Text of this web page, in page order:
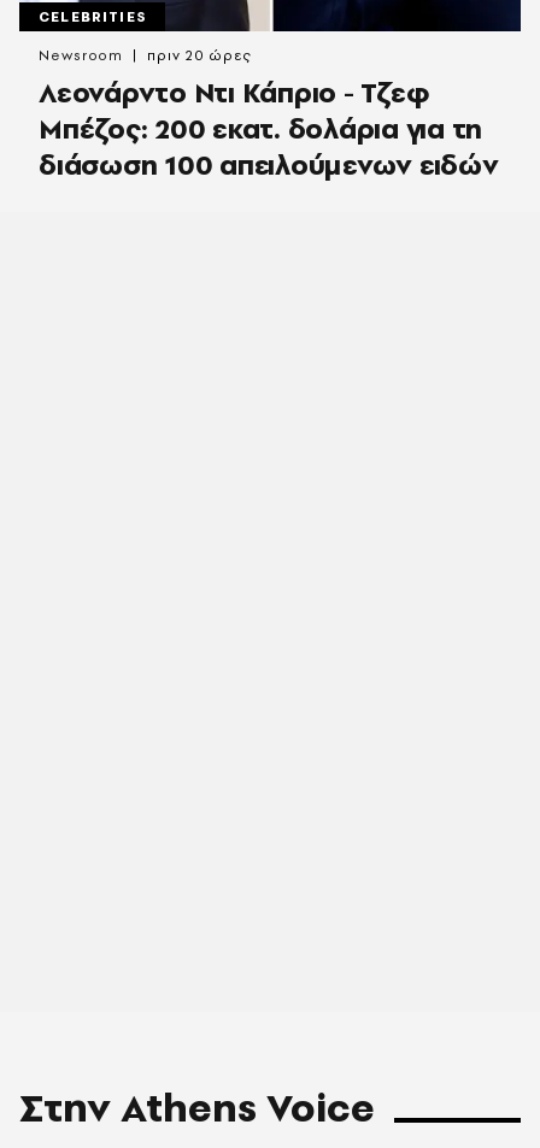
CELEBRITIES
Λεονάρντο Ντι Κάπριο - Τζεφ
Μπέζος: 200 εκατ. δολάρια για τη
διάσωση 100 απειλούμενων ειδών
Newsroom πριν 20 ώρες
Στην Athens Voice